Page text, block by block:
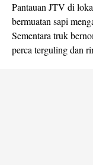
Pantauan JTV di
bermuatan sapi
Sementara truk
perca terguling dan